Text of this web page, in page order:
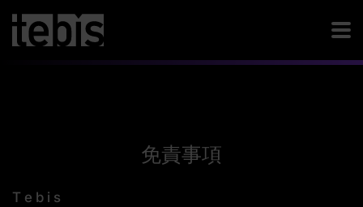
免責事項
T e b i s